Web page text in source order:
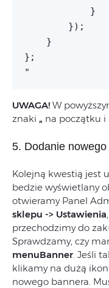
UWAGA! W
znaki „ na początku
5. Dodanie
Kolejną kwestią jest
bedzie wyświetlany
otwieramy Panel
sklepu -> Ustawienia
przechodzimy do
Sprawdzamy, czy
menuBanner. Jeśli
klikamy na dużą
nowego bannera.